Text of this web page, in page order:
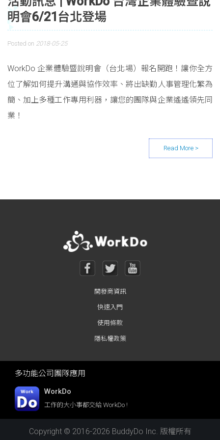
明會6/21台北登場
Posted on 2018-05-25
WorkDo 企業體驗暨說明會（台北場）報名開跑！讓你全方
位了解如何提升溝通與協作效率、將出缺勤人事管理化繁為
簡、加上多種工作專用利器，讓您的團隊與企業遙遙領先同
業！
Posts navigation
開發商資訊
快速入門
使用條款
隱私權政策
多功能公司團隊應用
WorkDo
工作的大小事都交給 WorkDo !
Copyright © 2016-2026 BuddyDo Inc. 版權所有